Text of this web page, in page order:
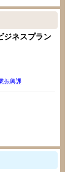
ジネスプラン
振興課